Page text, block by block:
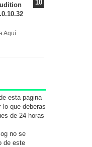
Aquí
esta pagina
lo que deberas
de 24 horas
no se
de este